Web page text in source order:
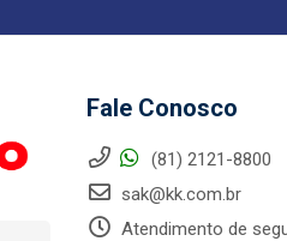
Fale Conosco
(81) 2121-8800
sak@kk.com.br
Atendimento de